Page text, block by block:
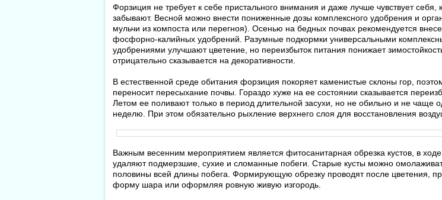
Форзиция не требует к себе пристального внимания и даже лучше чувствует себя,
забывают. Весной можно внести пониженные дозы комплексного удобрения и
мульчи из компоста или перегноя). Осенью на бедных почвах рекомендуется
фосфорно-калийных удобрений. Разумные подкормки универсальными
удобрениями улучшают цветение, но переизбыток питания понижает
отрицательно сказывается на декоративности.
В естественной среде обитания форзиция покоряет каменистые склоны гор,
переносит пересыхание почвы. Гораздо хуже на ее состоянии сказывается
Летом ее поливают только в период длительной засухи, но не обильно и не чаще
неделю. При этом обязательно рыхление верхнего слоя для восстановления
Важным весенним мероприятием является фитосанитарная обрезка кустов, в ходе
удаляют подмерзшие, сухие и сломанные побеги. Старые кусты можно
половины всей длины побега. Формирующую обрезку проводят после цветения,
форму шара или оформляя ровную живую изгородь.